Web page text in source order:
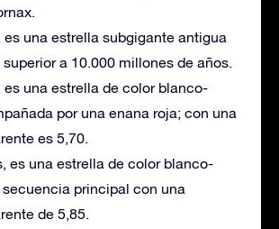
es una estrella subgigante antigua
a 10.000 millones de años.
es una estrella de color blanco-
por una enana roja; con una
es 5,70.
es una estrella de color blanco-
principal con una
de 5,85.